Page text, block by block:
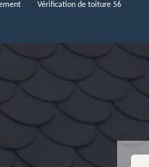
Vérification de toiture 56